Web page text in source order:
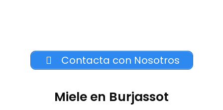
Contacta con Nosotros
Miele en Burjassot